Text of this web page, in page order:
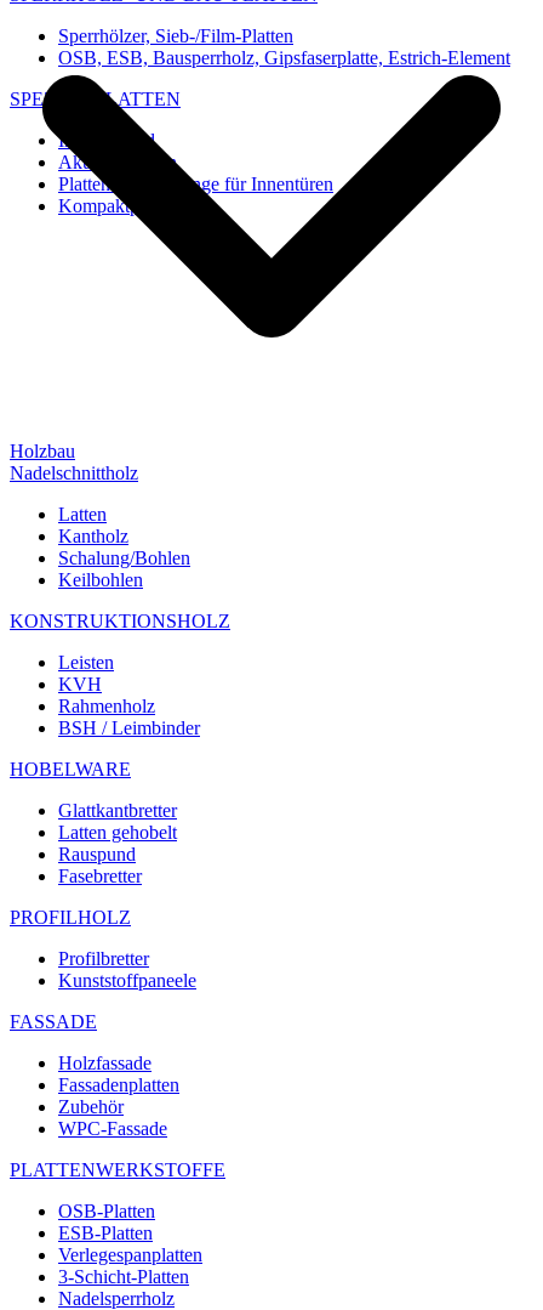
Sperrhölzer, Sieb-/Film-Platten
OSB, ESB, Bausperrholz, Gipsfaserplatte, Estrich-Element
SPEZIAL-PLATTEN
Imi-Verbund
Akustik-Platten
Platten und Rohlinge für Innentüren
Kompaktplatten
Holzbau
Nadelschnittholz
Latten
Kantholz
Schalung/Bohlen
Keilbohlen
KONSTRUKTIONSHOLZ
Leisten
KVH
Rahmenholz
BSH / Leimbinder
HOBELWARE
Glattkantbretter
Latten gehobelt
Rauspund
Fasebretter
PROFILHOLZ
Profilbretter
Kunststoffpaneele
FASSADE
Holzfassade
Fassadenplatten
Zubehör
WPC-Fassade
PLATTENWERKSTOFFE
OSB-Platten
ESB-Platten
Verlegespanplatten
3-Schicht-Platten
Nadelsperrholz